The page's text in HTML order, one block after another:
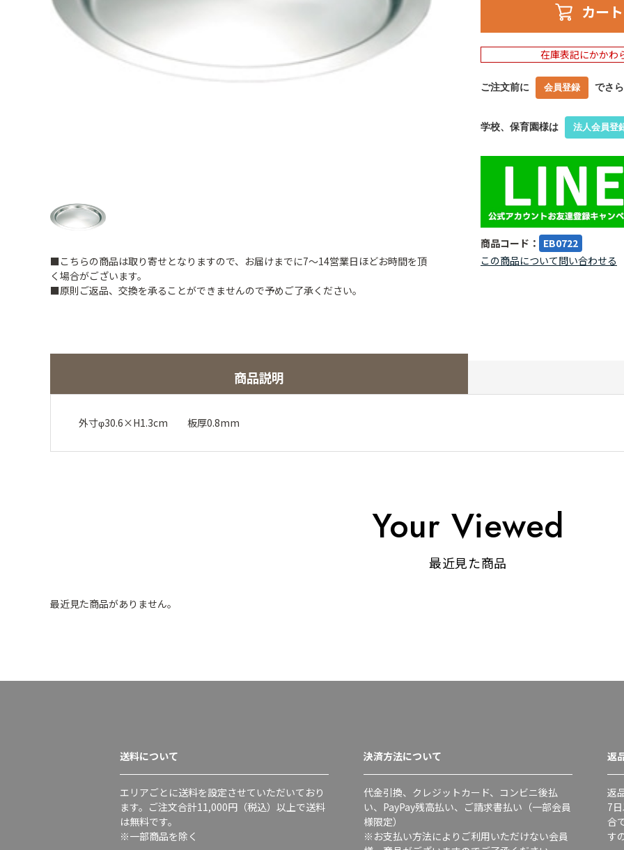
■こちらの商品は取り寄せとなりますので、お届けまでに7～14営業日ほどお時間を頂
く場合がございます。
■原則ご返品、交換を承ることができませんので予めご了承ください。
カー
在庫表記にかかわ
ご注文前に 会員登録 でさ
学校、保育園様は 法人会員登
商品コード： EB0722
この商品について問い合わせる
商品説明
外寸φ30.6×H1.3cm 板厚0.8mm
Your Viewed
最近見た商品
最近見た商品がありません。
送料について
エリアごとに送料を設定させていただいており
ます。ご注文合計11,000円（税込）以上で送料
は無料です。
※一部商品を除く
決済方法について
代金引換、クレジットカード、コンビニ後払
い、PayPay残高払い、ご請求書払い（一部会員
様限定）
※お支払い方法によりご利用いただけない会員
返
返
7
合
す